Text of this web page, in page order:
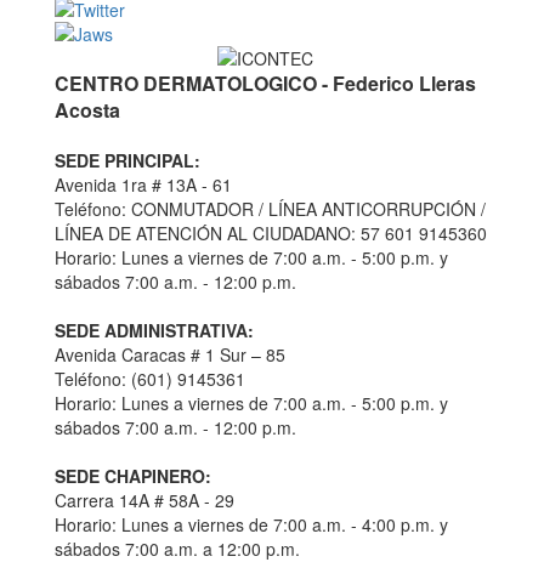
CENTRO DERMATOLOGICO - Federico Lleras
Acosta
SEDE PRINCIPAL:
Avenida 1ra # 13A - 61
Teléfono: CONMUTADOR / LÍNEA ANTICORRUPCIÓN /
LÍNEA DE ATENCIÓN AL CIUDADANO: 57 601 9145360
Horario: Lunes a viernes de 7:00 a.m. - 5:00 p.m. y
sábados 7:00 a.m. - 12:00 p.m.
SEDE ADMINISTRATIVA:
Avenida Caracas # 1 Sur – 85
Teléfono: (601) 9145361
Horario: Lunes a viernes de 7:00 a.m. - 5:00 p.m. y
sábados 7:00 a.m. - 12:00 p.m.
SEDE CHAPINERO:
Carrera 14A # 58A - 29
Horario: Lunes a viernes de 7:00 a.m. - 4:00 p.m. y
sábados 7:00 a.m. a 12:00 p.m.